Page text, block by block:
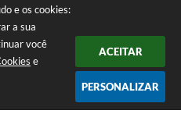
e os cookies:
a sua
você
e
ACEITAR
PERSONALIZAR